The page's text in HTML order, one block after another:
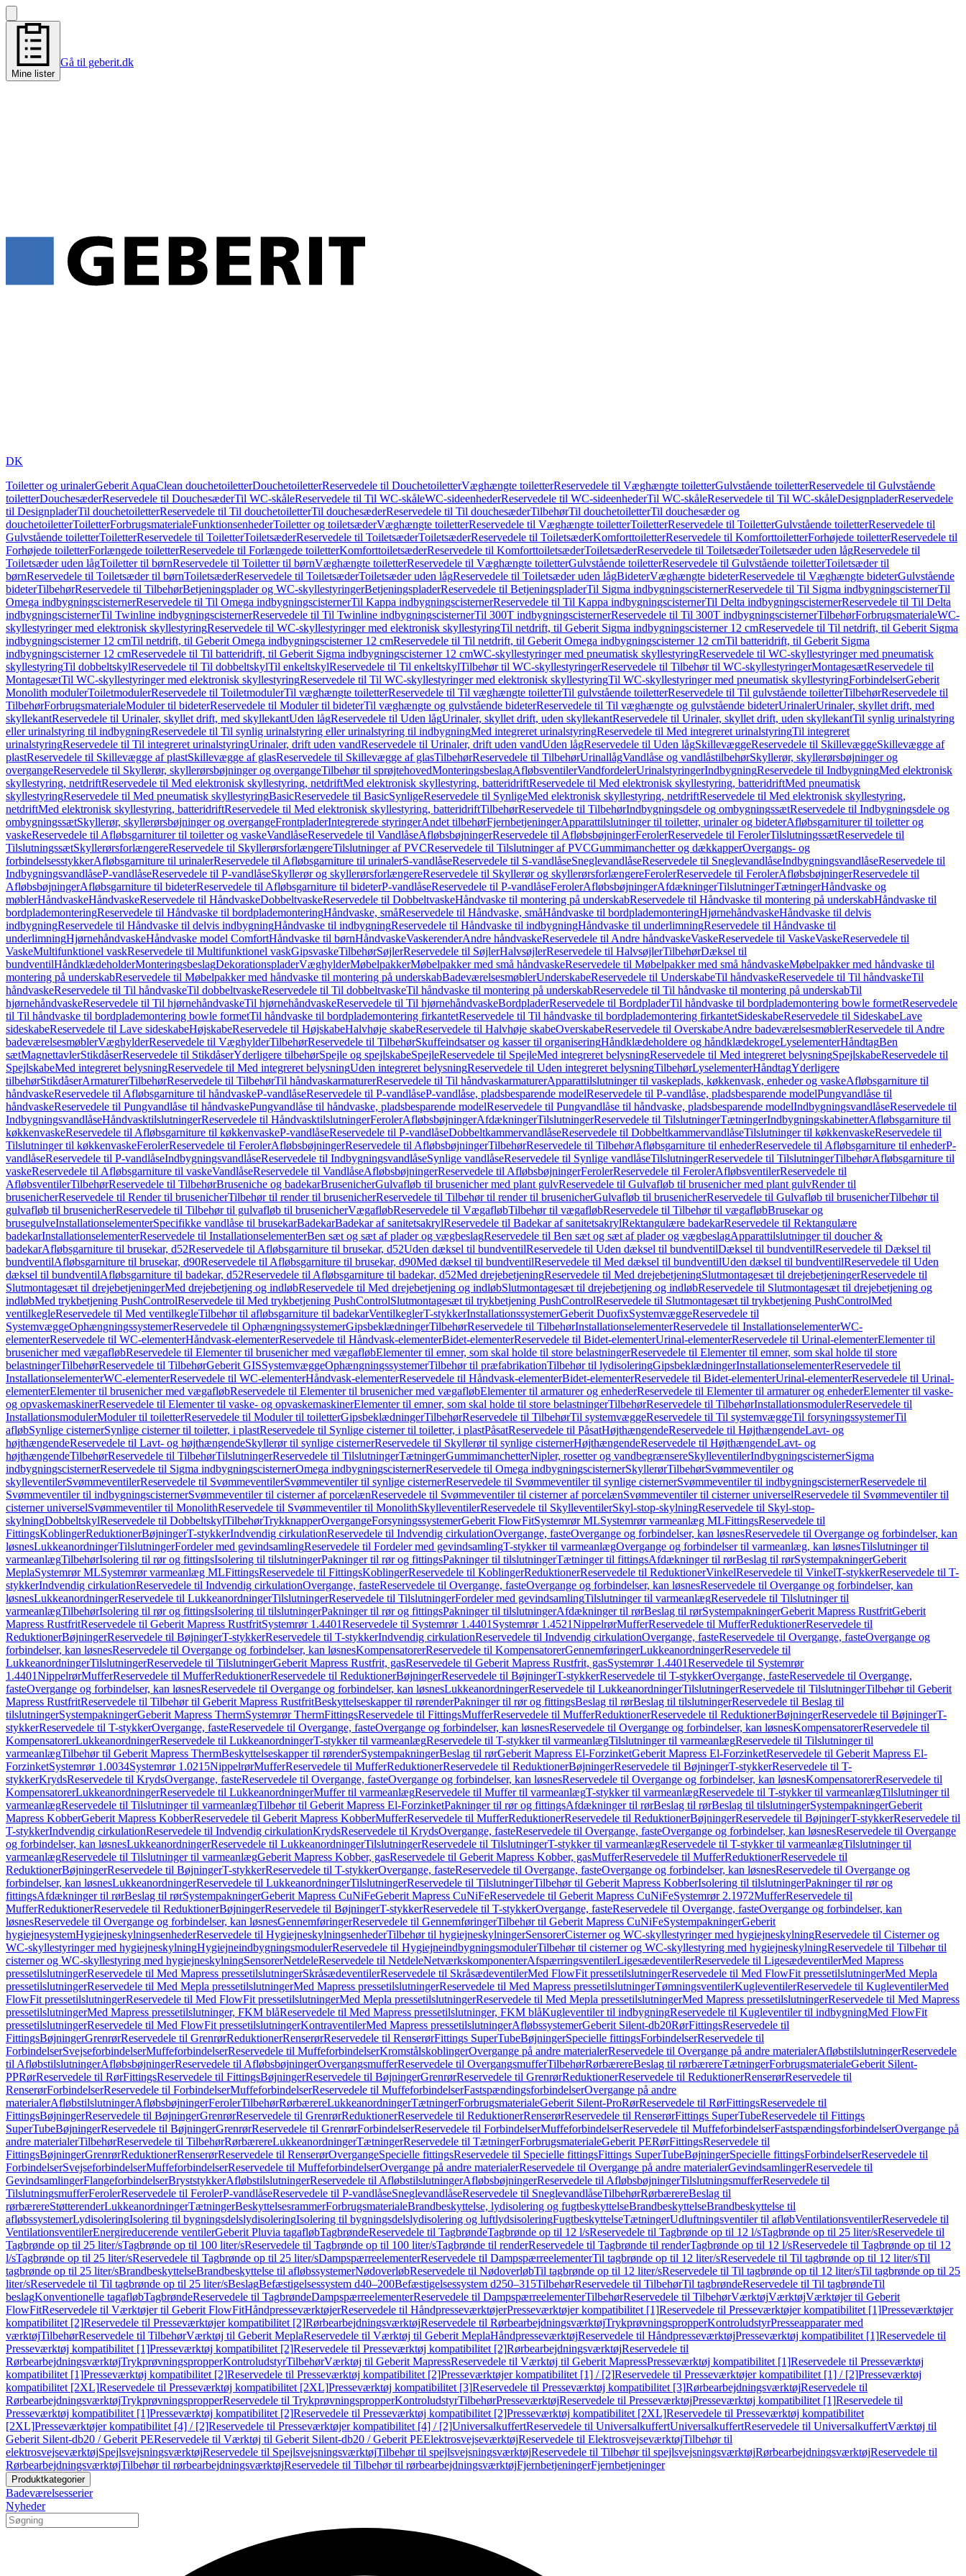
Mine lister
Gå til geberit.dk
DK
Toiletter og urinalerGeberit AquaClean douchetoiletterDouchetoiletterReservedele til DouchetoiletterVæghængte toiletterReservedele til Væghængte toiletterGulvstående toiletterReservedele til Gulvstående
toiletterDouchesæderReservedele til DouchesæderTil WC-skåleReservedele til Til WC-skåleWC-sideenhederReservedele til WC-sideenhederTil WC-skåleReservedele til Til WC-skåleDesignpladerReservedele
til DesignpladerTil douchetoiletterReservedele til Til douchetoiletterTil douchesæderReservedele til Til douchesæderTilbehørTil douchetoiletterTil douchesæder og
douchetoiletterToiletterForbrugsmaterialeFunktionsenhederToiletter og toiletsæderVæghængte toiletterReservedele til Væghængte toiletterToiletterReservedele til ToiletterGulvstående toiletterReservedele til
Gulvstående toiletterToiletterReservedele til ToiletterToiletsæderReservedele til ToiletsæderToiletsæderReservedele til ToiletsæderKomforttoiletterReservedele til KomforttoiletterForhøjede toiletterReservedele til
Forhøjede toiletterForlængede toiletterReservedele til Forlængede toiletterKomforttoiletsæderReservedele til KomforttoiletsæderToiletsæderReservedele til ToiletsæderToiletsæder uden lågReservedele til
Toiletsæder uden lågToiletter til børnReservedele til Toiletter til børnVæghængte toiletterReservedele til Væghængte toiletterGulvstående toiletterReservedele til Gulvstående toiletterToiletsæder til
børnReservedele til Toiletsæder til børnToiletsæderReservedele til ToiletsæderToiletsæder uden lågReservedele til Toiletsæder uden lågBideterVæghængte bideterReservedele til Væghængte bideterGulvstående
bideterTilbehørReservedele til TilbehørBetjeningsplader og WC-skyllestyringerBetjeningspladerReservedele til BetjeningspladerTil Sigma indbygningscisternerReservedele til Til Sigma indbygningscisternerTil
Omega indbygningscisternerReservedele til Til Omega indbygningscisternerTil Kappa indbygningscisternerReservedele til Til Kappa indbygningscisternerTil Delta indbygningscisternerReservedele til Til Delta
indbygningscisternerTil Twinline indbygningscisternerReservedele til Til Twinline indbygningscisternerTil 300T indbygningscisternerReservedele til Til 300T indbygningscisternerTilbehørForbrugsmaterialeWC-
skyllestyringer med elektronisk skyllestyringReservedele til WC-skyllestyringer med elektronisk skyllestyringTil netdrift, til Geberit Sigma indbygningscisterner 12 cmReservedele til Til netdrift, til Geberit Sigma
indbygningscisterner 12 cmTil netdrift, til Geberit Omega indbygningscisterner 12 cmReservedele til Til netdrift, til Geberit Omega indbygningscisterner 12 cmTil batteridrift, til Geberit Sigma
indbygningscisterner 12 cmReservedele til Til batteridrift, til Geberit Sigma indbygningscisterner 12 cmWC-skyllestyringer med pneumatisk skyllestyringReservedele til WC-skyllestyringer med pneumatisk
skyllestyringTil dobbeltskylReservedele til Til dobbeltskylTil enkeltskylReservedele til Til enkeltskylTilbehør til WC-skyllestyringerReservedele til Tilbehør til WC-skyllestyringerMontagesætReservedele til
MontagesætTil WC-skyllestyringer med elektronisk skyllestyringReservedele til Til WC-skyllestyringer med elektronisk skyllestyringTil WC-skyllestyringer med pneumatisk skyllestyringForbindelserGeberit
Monolith modulerToiletmodulerReservedele til ToiletmodulerTil væghængte toiletterReservedele til Til væghængte toiletterTil gulvstående toiletterReservedele til Til gulvstående toiletterTilbehørReservedele til
TilbehørForbrugsmaterialeModuler til bideterReservedele til Moduler til bideterTil væghængte og gulvstående bideterReservedele til Til væghængte og gulvstående bideterUrinalerUrinaler, skyllet drift, med
skyllekantReservedele til Urinaler, skyllet drift, med skyllekantUden lågReservedele til Uden lågUrinaler, skyllet drift, uden skyllekantReservedele til Urinaler, skyllet drift, uden skyllekantTil synlig urinalstyring
eller urinalstyring til indbygningReservedele til Til synlig urinalstyring eller urinalstyring til indbygningMed integreret urinalstyringReservedele til Med integreret urinalstyringTil integreret
urinalstyringReservedele til Til integreret urinalstyringUrinaler, drift uden vandReservedele til Urinaler, drift uden vandUden lågReservedele til Uden lågSkillevæggeReservedele til SkillevæggeSkillevægge af
plastReservedele til Skillevægge af plastSkillevægge af glasReservedele til Skillevægge af glasTilbehørReservedele til TilbehørUrinallågVandlåse og vandlåstilbehørSkyllerør, skyllerørsbøjninger og
overgangeReservedele til Skyllerør, skyllerørsbøjninger og overgangeTilbehør til sprøjtehovedMonteringsbeslagAfløbsventilerVandfordelerUrinalstyringerIndbygningReservedele til IndbygningMed elektronisk
skyllestyring, netdriftReservedele til Med elektronisk skyllestyring, netdriftMed elektronisk skyllestyring, batteridriftReservedele til Med elektronisk skyllestyring, batteridriftMed pneumatisk
skyllestyringReservedele til Med pneumatisk skyllestyringBasicReservedele til BasicSynligeReservedele til SynligeMed elektronisk skyllestyring, netdriftReservedele til Med elektronisk skyllestyring,
netdriftMed elektronisk skyllestyring, batteridriftReservedele til Med elektronisk skyllestyring, batteridriftTilbehørReservedele til TilbehørIndbygningsdele og ombygningssætReservedele til Indbygningsdele og
ombygningssætSkyllerør, skyllerørsbøjninger og overgangeFrontpladerIntegrerede styringerAndet tilbehørFjernbetjeningerApparattilslutninger til toiletter, urinaler og bideterAfløbsgarniturer til toiletter og
vaskeReservedele til Afløbsgarniturer til toiletter og vaskeVandlåseReservedele til VandlåseAfløbsbøjningerReservedele til AfløbsbøjningerFerolerReservedele til FerolerTilslutningssætReservedele til
TilslutningssætSkyllerørsforlængereReservedele til SkyllerørsforlængereTilslutninger af PVCReservedele til Tilslutninger af PVCGummimanchetter og dækkapperOvergangs- og
forbindelsesstykkerAfløbsgarniture til urinalerReservedele til Afløbsgarniture til urinalerS-vandlåseReservedele til S-vandlåseSneglevandlåseReservedele til SneglevandlåseIndbygningsvandlåseReservedele til
IndbygningsvandlåseP-vandlåseReservedele til P-vandlåseSkyllerør og skyllerørsforlængereReservedele til Skyllerør og skyllerørsforlængereFerolerReservedele til FerolerAfløbsbøjningerReservedele til
AfløbsbøjningerAfløbsgarniture til bideterReservedele til Afløbsgarniture til bideterP-vandlåseReservedele til P-vandlåseFerolerAfløbsbøjningerAfdækningerTilslutningerTætningerHåndvaske og
møblerHåndvaskeHåndvaskeReservedele til HåndvaskeDobbeltvaskeReservedele til DobbeltvaskeHåndvaske til montering på underskabReservedele til Håndvaske til montering på underskabHåndvaske til
bordplademonteringReservedele til Håndvaske til bordplademonteringHåndvaske, småReservedele til Håndvaske, småHåndvaske til bordplademonteringHjørnehåndvaskeHåndvaske til delvis
indbygningReservedele til Håndvaske til delvis indbygningHåndvaske til indbygningReservedele til Håndvaske til indbygningHåndvaske til underlimningReservedele til Håndvaske til
underlimningHjørnehåndvaskeHåndvaske model ComfortHåndvaske til børnHåndvaskeVaskerenderAndre håndvaskeReservedele til Andre håndvaskeVaskeReservedele til VaskeVaskeReservedele til
VaskeMultifunktionel vaskReservedele til Multifunktionel vaskGipsvaskeTilbehørSøjlerReservedele til SøjlerHalvsøjlerReservedele til HalvsøjlerTilbehørDæksel til
bundventilHåndklædeholderMonteringsbeslagDekorationspladerVæghylderMøbelpakkerMøbelpakker med små håndvaskeReservedele til Møbelpakker med små håndvaskeMøbelpakker med håndvaske til
montering på underskabReservedele til Møbelpakker med håndvaske til montering på underskabBadeværelsesmøblerUnderskabeReservedele til UnderskabeTil håndvaskeReservedele til Til håndvaskeTil
håndvaskeReservedele til Til håndvaskeTil dobbeltvaskeReservedele til Til dobbeltvaskeTil håndvaske til montering på underskabReservedele til Til håndvaske til montering på underskabTil
hjørnehåndvaskeReservedele til Til hjørnehåndvaskeTil hjørnehåndvaskeReservedele til Til hjørnehåndvaskeBordpladerReservedele til BordpladerTil håndvaske til bordplademontering bowle formetReservedele
til Til håndvaske til bordplademontering bowle formetTil håndvaske til bordplademontering firkantetReservedele til Til håndvaske til bordplademontering firkantetSideskabeReservedele til SideskabeLave
sideskabeReservedele til Lave sideskabeHøjskabeReservedele til HøjskabeHalvhøje skabeReservedele til Halvhøje skabeOverskabeReservedele til OverskabeAndre badeværelsesmøblerReservedele til Andre
badeværelsesmøblerVæghylderReservedele til VæghylderTilbehørReservedele til TilbehørSkuffeindsatser og kasser til organiseringHåndklædeholdere og håndklædekrogeLyselementerHåndtagBen
sætMagnettavlerStikdåserReservedele til StikdåserYderligere tilbehørSpejle og spejlskabeSpejleReservedele til SpejleMed integreret belysningReservedele til Med integreret belysningSpejlskabeReservedele til
SpejlskabeMed integreret belysningReservedele til Med integreret belysningUden integreret belysningReservedele til Uden integreret belysningTilbehørLyselementerHåndtagYderligere
tilbehørStikdåserArmaturerTilbehørReservedele til TilbehørTil håndvaskarmaturerReservedele til Til håndvaskarmaturerApparattilslutninger til vaskeplads, køkkenvask, enheder og vaskeAfløbsgarniture til
håndvaskeReservedele til Afløbsgarniture til håndvaskeP-vandlåseReservedele til P-vandlåseP-vandlåse, pladsbesparende modelReservedele til P-vandlåse, pladsbesparende modelPungvandlåse til
håndvaskeReservedele til Pungvandlåse til håndvaskePungvandlåse til håndvaske, pladsbesparende modelReservedele til Pungvandlåse til håndvaske, pladsbesparende modelIndbygningsvandlåseReservedele til
IndbygningsvandlåseHåndvasktilslutningerReservedele til HåndvasktilslutningerFerolerAfløbsbøjningerAfdækningerTilslutningerReservedele til TilslutningerTætningerIndbygningskabinetterAfløbsgarniture til
køkkenvaskeReservedele til Afløbsgarniture til køkkenvaskeP-vandlåseReservedele til P-vandlåseDobbeltkammervandlåseReservedele til DobbeltkammervandlåseTilslutninger til køkkenvaskeReservedele til
Tilslutninger til køkkenvaskeFerolerReservedele til FerolerAfløbsbøjningerReservedele til AfløbsbøjningerTilbehørReservedele til TilbehørAfløbsgarniture til enhederReservedele til Afløbsgarniture til enhederP-
vandlåseReservedele til P-vandlåseIndbygningsvandlåseReservedele til IndbygningsvandlåseSynlige vandlåseReservedele til Synlige vandlåseTilslutningerReservedele til TilslutningerTilbehørAfløbsgarniture til
vaskeReservedele til Afløbsgarniture til vaskeVandlåseReservedele til VandlåseAfløbsbøjningerReservedele til AfløbsbøjningerFerolerReservedele til FerolerAfløbsventilerReservedele til
AfløbsventilerTilbehørReservedele til TilbehørBruseniche og badekarBrusenicherGulvafløb til brusenicher med plant gulvReservedele til Gulvafløb til brusenicher med plant gulvRender til
brusenicherReservedele til Render til brusenicherTilbehør til render til brusenicherReservedele til Tilbehør til render til brusenicherGulvafløb til brusenicherReservedele til Gulvafløb til brusenicherTilbehør til
gulvafløb til brusenicherReservedele til Tilbehør til gulvafløb til brusenicherVægafløbReservedele til VægafløbTilbehør til vægafløbReservedele til Tilbehør til vægafløbBrusekar og
brusegulveInstallationselementerSpecifikke vandlåse til brusekarBadekarBadekar af sanitetsakrylReservedele til Badekar af sanitetsakrylRektangulære badekarReservedele til Rektangulære
badekarInstallationselementerReservedele til InstallationselementerBen sæt og sæt af plader og vægbeslagReservedele til Ben sæt og sæt af plader og vægbeslagApparattilslutninger til doucher &
badekarAfløbsgarniture til brusekar, d52Reservedele til Afløbsgarniture til brusekar, d52Uden dæksel til bundventilReservedele til Uden dæksel til bundventilDæksel til bundventilReservedele til Dæksel til
bundventilAfløbsgarniture til brusekar, d90Reservedele til Afløbsgarniture til brusekar, d90Med dæksel til bundventilReservedele til Med dæksel til bundventilUden dæksel til bundventilReservedele til Uden
dæksel til bundventilAfløbsgarniture til badekar, d52Reservedele til Afløbsgarniture til badekar, d52Med drejebetjeningReservedele til Med drejebetjeningSlutmontagesæt til drejebetjeningerReservedele til
Slutmontagesæt til drejebetjeningerMed drejebetjening og indløbReservedele til Med drejebetjening og indløbSlutmontagesæt til drejebetjening og indløbReservedele til Slutmontagesæt til drejebetjening og
indløbMed trykbetjening PushControlReservedele til Med trykbetjening PushControlSlutmontagesæt til trykbetjening PushControlReservedele til Slutmontagesæt til trykbetjening PushControlMed
ventilkegleReservedele til Med ventilkegleTilbehør til afløbsgarniture til badekarVentilkeglerT-stykkerInstallationssystemerGeberit DuofixSystemvæggeReservedele til
SystemvæggeOphængningssystemerReservedele til OphængningssystemerGipsbeklædningerTilbehørReservedele til TilbehørInstallationselementerReservedele til InstallationselementerWC-
elementerReservedele til WC-elementerHåndvask-elementerReservedele til Håndvask-elementerBidet-elementerReservedele til Bidet-elementerUrinal-elementerReservedele til Urinal-elementerElementer til
brusenicher med vægafløbReservedele til Elementer til brusenicher med vægafløbElementer til emner, som skal holde til store belastningerReservedele til Elementer til emner, som skal holde til store
belastningerTilbehørReservedele til TilbehørGeberit GISSystemvæggeOphængningssystemerTilbehør til præfabrikationTilbehør til lydisoleringGipsbeklædningerInstallationselementerReservedele til
InstallationselementerWC-elementerReservedele til WC-elementerHåndvask-elementerReservedele til Håndvask-elementerBidet-elementerReservedele til Bidet-elementerUrinal-elementerReservedele til Urinal-
elementerElementer til brusenicher med vægafløbReservedele til Elementer til brusenicher med vægafløbElementer til armaturer og enhederReservedele til Elementer til armaturer og enhederElementer til vaske-
og opvaskemaskinerReservedele til Elementer til vaske- og opvaskemaskinerElementer til emner, som skal holde til store belastningerTilbehørReservedele til TilbehørInstallationsmodulerReservedele til
InstallationsmodulerModuler til toiletterReservedele til Moduler til toiletterGipsbeklædningerTilbehørReservedele til TilbehørTil systemvæggeReservedele til Til systemvæggeTil forsyningssystemerTil
afløbSynlige cisternerSynlige cisterner til toiletter, i plastReservedele til Synlige cisterner til toiletter, i plastPåsatReservedele til PåsatHøjthængendeReservedele til HøjthængendeLavt- og
højthængendeReservedele til Lavt- og højthængendeSkyllerør til synlige cisternerReservedele til Skyllerør til synlige cisternerHøjthængendeReservedele til HøjthængendeLavt- og
højthængendeTilbehørReservedele til TilbehørTilslutningerReservedele til TilslutningerTætningerGummimanchetterNipler, rosetter og vandbegrænsereSkylleventilerIndbygningscisternerSigma
indbygningscisternerReservedele til Sigma indbygningscisternerOmega indbygningscisternerReservedele til Omega indbygningscisternerSkyllerørTilbehørSvømmeventiler og
skylleventilerSvømmeventilerReservedele til SvømmeventilerSvømmeventiler til synlige cisternerReservedele til Svømmeventiler til synlige cisternerSvømmeventiler til indbygningscisternerReservedele til
Svømmeventiler til indbygningscisternerSvømmeventiler til cisterner af porcelænReservedele til Svømmeventiler til cisterner af porcelænSvømmeventiler til cisterner universelReservedele til Svømmeventiler til
cisterner universelSvømmeventiler til MonolithReservedele til Svømmeventiler til MonolithSkylleventilerReservedele til SkylleventilerSkyl-stop-skylningReservedele til Skyl-stop-
skylningDobbeltskylReservedele til DobbeltskylTilbehørTrykknapperOvergangeForsyningssystemerGeberit FlowFitSystemrør MLSystemrør varmeanlæg MLFittingsReservedele til
FittingsKoblingerReduktionerBøjningerT-stykkerIndvendig cirkulationReservedele til Indvendig cirkulationOvergange, fasteOvergange og forbindelser, kan løsnesReservedele til Overgange og forbindelser, kan
løsnesLukkeanordningerTilslutningerFordeler med gevindsamlingReservedele til Fordeler med gevindsamlingT-stykker til varmeanlægOvergange og forbindelser til varmeanlæg, kan løsnesTilslutninger til
varmeanlægTilbehørIsolering til rør og fittingsIsolering til tilslutningerPakninger til rør og fittingsPakninger til tilslutningerTætninger til fittingsAfdækninger til rørBeslag til rørSystempakningerGeberit
MeplaSystemrør MLSystemrør varmeanlæg MLFittingsReservedele til FittingsKoblingerReservedele til KoblingerReduktionerReservedele til ReduktionerVinkelReservedele til VinkelT-stykkerReservedele til T-
stykkerIndvendig cirkulationReservedele til Indvendig cirkulationOvergange, fasteReservedele til Overgange, fasteOvergange og forbindelser, kan løsnesReservedele til Overgange og forbindelser, kan
løsnesLukkeanordningerReservedele til LukkeanordningerTilslutningerReservedele til TilslutningerFordeler med gevindsamlingTilslutninger til varmeanlægReservedele til Tilslutninger til
varmeanlægTilbehørIsolering til rør og fittingsIsolering til tilslutningerPakninger til rør og fittingsPakninger til tilslutningerAfdækninger til rørBeslag til rørSystempakningerGeberit Mapress RustfritGeberit
Mapress RustfritReservedele til Geberit Mapress RustfritSystemrør 1.4401Reservedele til Systemrør 1.4401 Systemrør 1.4521NippelrørMufferReservedele til MufferReduktionerReservedele til
ReduktionerBøjningerReservedele til BøjningerT-stykkerReservedele til T-stykkerIndvendig cirkulationReservedele til Indvendig cirkulationOvergange, fasteReservedele til Overgange, fasteOvergange og
forbindelser, kan løsnesReservedele til Overgange og forbindelser, kan løsnesKompensatorerReservedele til KompensatorerGennemføringerLukkeanordningerReservedele til
LukkeanordningerTilslutningerReservedele til TilslutningerGeberit Mapress Rustfrit, gasReservedele til Geberit Mapress Rustfrit, gasSystemrør 1.4401Reservedele til Systemrør
1.4401NippelrørMufferReservedele til MufferReduktionerReservedele til ReduktionerBøjningerReservedele til BøjningerT-stykkerReservedele til T-stykkerOvergange, fasteReservedele til Overgange,
fasteOvergange og forbindelser, kan løsnesReservedele til Overgange og forbindelser, kan løsnesLukkeanordningerReservedele til LukkeanordningerTilslutningerReservedele til TilslutningerTilbehør til Geberit
Mapress RustfritReservedele til Tilbehør til Geberit Mapress RustfritBeskyttelseskapper til rørenderPakninger til rør og fittingsBeslag til rørBeslag til tilslutningerReservedele til Beslag til
tilslutningerSystempakningerGeberit Mapress ThermSystemrør ThermFittingsReservedele til FittingsMufferReservedele til MufferReduktionerReservedele til ReduktionerBøjningerReservedele til BøjningerT-
stykkerReservedele til T-stykkerOvergange, fasteReservedele til Overgange, fasteOvergange og forbindelser, kan løsnesReservedele til Overgange og forbindelser, kan løsnesKompensatorerReservedele til
KompensatorerLukkeanordningerReservedele til LukkeanordningerT-stykker til varmeanlægReservedele til T-stykker til varmeanlægTilslutninger til varmeanlægReservedele til Tilslutninger til
varmeanlægTilbehør til Geberit Mapress ThermBeskyttelseskapper til rørenderSystempakningerBeslag til rørGeberit Mapress El-ForzinketGeberit Mapress El-ForzinketReservedele til Geberit Mapress El-
ForzinketSystemrør 1.0034Systemrør 1.0215NippelrørMufferReservedele til MufferReduktionerReservedele til ReduktionerBøjningerReservedele til BøjningerT-stykkerReservedele til T-
stykkerKrydsReservedele til KrydsOvergange, fasteReservedele til Overgange, fasteOvergange og forbindelser, kan løsnesReservedele til Overgange og forbindelser, kan løsnesKompensatorerReservedele til
KompensatorerLukkeanordningerReservedele til LukkeanordningerMuffer til varmeanlægReservedele til Muffer til varmeanlægT-stykker til varmeanlægReservedele til T-stykker til varmeanlægTilslutninger til
varmeanlægReservedele til Tilslutninger til varmeanlægTilbehør til Geberit Mapress El-ForzinketPakninger til rør og fittingsAfdækninger til rørBeslag til rørBeslag til tilslutningerSystempakningerGeberit
Mapress KobberGeberit Mapress KobberReservedele til Geberit Mapress KobberMufferReservedele til MufferReduktionerReservedele til ReduktionerBøjningerReservedele til BøjningerT-stykkerReservedele til
T-stykkerIndvendig cirkulationReservedele til Indvendig cirkulationKrydsReservedele til KrydsOvergange, fasteReservedele til Overgange, fasteOvergange og forbindelser, kan løsnesReservedele til Overgange
og forbindelser, kan løsnesLukkeanordningerReservedele til LukkeanordningerTilslutningerReservedele til TilslutningerT-stykker til varmeanlægReservedele til T-stykker til varmeanlægTilslutninger til
varmeanlægReservedele til Tilslutninger til varmeanlægGeberit Mapress Kobber, gasReservedele til Geberit Mapress Kobber, gasMufferReservedele til MufferReduktionerReservedele til
ReduktionerBøjningerReservedele til BøjningerT-stykkerReservedele til T-stykkerOvergange, fasteReservedele til Overgange, fasteOvergange og forbindelser, kan løsnesReservedele til Overgange og
forbindelser, kan løsnesLukkeanordningerReservedele til LukkeanordningerTilslutningerReservedele til TilslutningerTilbehør til Geberit Mapress KobberIsolering til tilslutningerPakninger til rør og
fittingsAfdækninger til rørBeslag til rørSystempakningerGeberit Mapress CuNiFeGeberit Mapress CuNiFeReservedele til Geberit Mapress CuNiFeSystemrør 2.1972MufferReservedele til
MufferReduktionerReservedele til ReduktionerBøjningerReservedele til BøjningerT-stykkerReservedele til T-stykkerOvergange, fasteReservedele til Overgange, fasteOvergange og forbindelser, kan
løsnesReservedele til Overgange og forbindelser, kan løsnesGennemføringerReservedele til GennemføringerTilbehør til Geberit Mapress CuNiFeSystempakningerGeberit
hygiejnesystemHygiejneskylningsenhederReservedele til HygiejneskylningsenhederTilbehør til hygiejneskylningerSensorerCisterner og WC-skyllestyringer med hygiejneskylningReservedele til Cisterner og
WC-skyllestyringer med hygiejneskylningHygiejneindbygningsmodulerReservedele til HygiejneindbygningsmodulerTilbehør til cisterner og WC-skyllestyring med hygiejneskylningReservedele til Tilbehør til
cisterner og WC-skyllestyring med hygiejneskylningSensorerNetdeleReservedele til NetdeleNetværkskomponenterAfspærringsventilerLigesædeventilerReservedele til LigesædeventilerMed Mapress
pressetilslutningerReservedele til Med Mapress pressetilslutningerSkråsædeventilerReservedele til SkråsædeventilerMed FlowFit pressetilslutningerReservedele til Med FlowFit pressetilslutningerMed Mepla
pressetilslutningerReservedele til Med Mepla pressetilslutningerMed Mapress pressetilslutningerReservedele til Med Mapress pressetilslutningerTømningsventilerKugleventilerReservedele til KugleventilerMed
FlowFit pressetilslutningerReservedele til Med FlowFit pressetilslutningerMed Mepla pressetilslutningerReservedele til Med Mepla pressetilslutningerMed Mapress pressetilslutningerReservedele til Med Mapress
pressetilslutningerMed Mapress pressetilslutninger, FKM blåReservedele til Med Mapress pressetilslutninger, FKM blåKugleventiler til indbygningReservedele til Kugleventiler til indbygningMed FlowFit
pressetilslutningerReservedele til Med FlowFit pressetilslutningerKontraventilerMed Mapress pressetilslutningerAfløbssystemerGeberit Silent-db20RørFittingsReservedele til
FittingsBøjningerGrenrørReservedele til GrenrørReduktionerRenserørReservedele til RenserørFittings SuperTubeBøjningerSpecielle fittingsForbindelserReservedele til
ForbindelserSvejseforbindelserMuffeforbindelserReservedele til MuffeforbindelserKromstålskoblingerOvergange på andre materialerReservedele til Overgange på andre materialerAfløbstilslutningerReservedele
til AfløbstilslutningerAfløbsbøjningerReservedele til AfløbsbøjningerOvergangsmufferReservedele til OvergangsmufferTilbehørRørbærereBeslag til rørbærereTætningerForbrugsmaterialeGeberit Silent-
PPRørReservedele til RørFittingsReservedele til FittingsBøjningerReservedele til BøjningerGrenrørReservedele til GrenrørReduktionerReservedele til ReduktionerRenserørReservedele til
RenserørForbindelserReservedele til ForbindelserMuffeforbindelserReservedele til MuffeforbindelserFastspændingsforbindelserOvergange på andre
materialerAfløbstilslutningerAfløbsbøjningerFerolerTilbehørRørbærereLukkeanordningerTætningerForbrugsmaterialeGeberit Silent-ProRørReservedele til RørFittingsReservedele til
FittingsBøjningerReservedele til BøjningerGrenrørReservedele til GrenrørReduktionerReservedele til ReduktionerRenserørReservedele til RenserørFittings SuperTubeReservedele til Fittings
SuperTubeBøjningerReservedele til BøjningerGrenrørReservedele til GrenrørForbindelserReservedele til ForbindelserMuffeforbindelserReservedele til MuffeforbindelserFastspændingsforbindelserOvergange på
andre materialerTilbehørReservedele til TilbehørRørbærereLukkeanordningerTætningerReservedele til TætningerForbrugsmaterialeGeberit PERørFittingsReservedele til
FittingsBøjningerGrenrørReduktionerRenserørReservedele til RenserørOvergangeSpecielle fittingsReservedele til Specielle fittingsFittings SuperTubeBøjningerSpecielle fittingsForbindelserReservedele til
ForbindelserSvejseforbindelserMuffeforbindelserReservedele til MuffeforbindelserOvergange på andre materialerReservedele til Overgange på andre materialerGevindsamlingerReservedele til
GevindsamlingerFlangeforbindelserBryststykkerAfløbstilslutningerReservedele til AfløbstilslutningerAfløbsbøjningerReservedele til AfløbsbøjningerTilslutningsmufferReservedele til
TilslutningsmufferFerolerReservedele til FerolerP-vandlåseReservedele til P-vandlåseSneglevandlåseReservedele til SneglevandlåseTilbehørRørbærereBeslag til
rørbærereStøtterenderLukkeanordningerTætningerBeskyttelsesrammerForbrugsmaterialeBrandbeskyttelse, lydisolering og fugtbeskyttelseBrandbeskyttelseBrandbeskyttelse til
afløbssystemerLydisoleringIsolering til bygningsdelslydisoleringIsolering til bygningsdelslydisolering og luftlydsisoleringFugtbeskyttelseTætningerUdluftningsventiler til afløbVentilationsventilerReservedele til
VentilationsventilerEnergireducerende ventilerGeberit Pluvia tagafløbTagbrøndeReservedele til TagbrøndeTagbrønde op til 12 l/sReservedele til Tagbrønde op til 12 l/sTagbrønde op til 25 liter/sReservedele til
Tagbrønde op til 25 liter/sTagbrønde op til 100 liter/sReservedele til Tagbrønde op til 100 liter/sTagbrønde til renderReservedele til Tagbrønde til renderTagbrønde op til 12 l/sReservedele til Tagbrønde op til 12
l/sTagbrønde op til 25 liter/sReservedele til Tagbrønde op til 25 liter/sDampspærreelementerReservedele til DampspærreelementerTil tagbrønde op til 12 liter/sReservedele til Til tagbrønde op til 12 liter/sTil
tagbrønde op til 25 liter/sBrandbeskyttelseBrandbeskyttelse til afløbssystemerNødoverløbReservedele til NødoverløbTil tagbrønde op til 12 liter/sReservedele til Til tagbrønde op til 12 liter/sTil tagbrønde op til 25
liter/sReservedele til Til tagbrønde op til 25 liter/sBeslagBefæstigelsessystem d40–200Befæstigelsessystem d250–315TilbehørReservedele til TilbehørTil tagbrøndeReservedele til Til tagbrøndeTil
beslagKonventionelle tagafløbTagbrøndeReservedele til TagbrøndeDampspærreelementerReservedele til DampspærreelementerTilbehørReservedele til TilbehørVærktøjVærktøjVærktøjer til Geberit
FlowFitReservedele til Værktøjer til Geberit FlowFitHåndpresseværktøjerReservedele til HåndpresseværktøjerPresseværktøjer kompatibilitet [1]Reservedele til Presseværktøjer kompatibilitet [1]Presseværktøjer
kompatibilitet [2]Reservedele til Presseværktøjer kompatibilitet [2]RørbearbejdningsværktøjReservedele til RørbearbejdningsværktøjTrykprøvningspropperKontroludstyrPresseapparater med
værktøjTilbehørReservedele til TilbehørVærktøj til Geberit MeplaReservedele til Værktøj til Geberit MeplaHåndpresseværktøjReservedele til HåndpresseværktøjPresseværktøj kompatibilitet [1]Reservedele til
Presseværktøj kompatibilitet [1]Presseværktøj kompatibilitet [2]Reservedele til Presseværktøj kompatibilitet [2]RørbearbejdningsværktøjReservedele til
RørbearbejdningsværktøjTrykprøvningspropperKontroludstyrTilbehørVærktøj til Geberit MapressReservedele til Værktøj til Geberit MapressPresseværktøj kompatibilitet [1]Reservedele til Presseværktøj
kompatibilitet [1]Presseværktøj kompatibilitet [2]Reservedele til Presseværktøj kompatibilitet [2]Presseværktøjer kompatibilitet [1] / [2]Reservedele til Presseværktøjer kompatibilitet [1] / [2]Presseværktøj
kompatibilitet [2XL]Reservedele til Presseværktøj kompatibilitet [2XL]Presseværktøj kompatibilitet [3]Reservedele til Presseværktøj kompatibilitet [3]RørbearbejdningsværktøjReservedele til
RørbearbejdningsværktøjTrykprøvningspropperReservedele til TrykprøvningspropperKontroludstyrTilbehørPresseværktøjReservedele til PresseværktøjPresseværktøj kompatibilitet [1]Reservedele til
Presseværktøj kompatibilitet [1]Presseværktøj kompatibilitet [2]Reservedele til Presseværktøj kompatibilitet [2]Presseværktøj kompatibilitet [2XL]Reservedele til Presseværktøj kompatibilitet
[2XL]Presseværktøjer kompatibilitet [4] / [2]Reservedele til Presseværktøjer kompatibilitet [4] / [2]UniversalkuffertReservedele til UniversalkuffertUniversalkuffertReservedele til UniversalkuffertVærktøj til
Geberit Silent-db20 / Geberit PEReservedele til Værktøj til Geberit Silent-db20 / Geberit PEElektrosvejseværktøjReservedele til ElektrosvejseværktøjTilbehør til
elektrosvejseværktøjSpejlsvejsningsværktøjReservedele til SpejlsvejsningsværktøjTilbehør til spejlsvejsningsværktøjReservedele til Tilbehør til spejlsvejsningsværktøjRørbearbejdningsværktøjReservedele til
RørbearbejdningsværktøjTilbehør til rørbearbejdningsværktøjReservedele til Tilbehør til rørbearbejdningsværktøjFjernbetjeningerFjernbetjeninger
Produktkategorier
Badeværelsesserier
Nyheder